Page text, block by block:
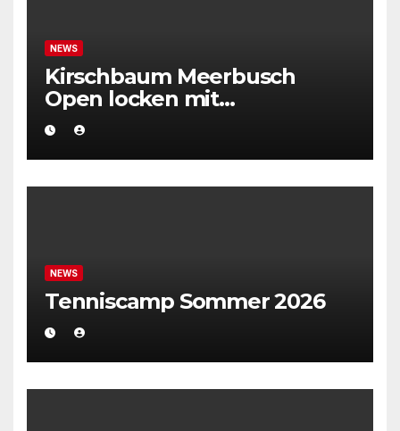
NEWS
Kirschbaum Meerbusch
Open locken mit
Weltklassetennis
NEWS
Tenniscamp Sommer 2026